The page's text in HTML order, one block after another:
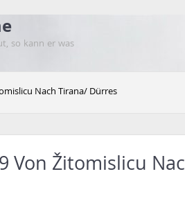
so kann er was
Nach Tirana/ Dürres
Von Žitomislicu